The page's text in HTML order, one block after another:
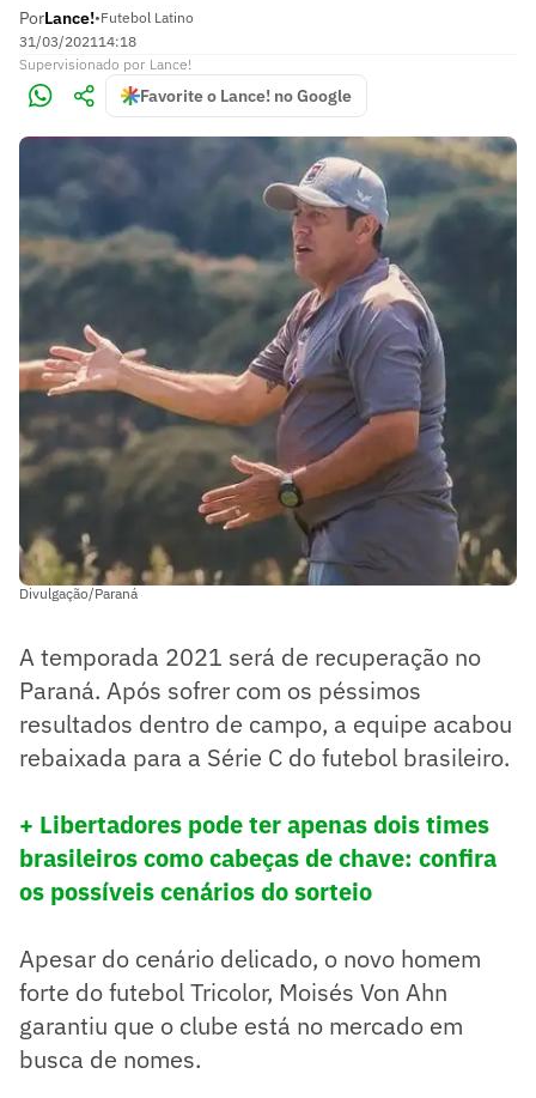
PorLance!•Futebol Latino
31/03/202114:18
Supervisionado por Lance!
Favorite o Lance! no Google
Divulgação/Paraná
A temporada 2021 será de recuperação no
Paraná. Após sofrer com os péssimos
resultados dentro de campo, a equipe acabou
rebaixada para a Série C do futebol brasileiro.
+ Libertadores pode ter apenas dois times
brasileiros como cabeças de chave: confira
os possíveis cenários do sorteio
Apesar do cenário delicado, o novo homem
forte do futebol Tricolor, Moisés Von Ahn
garantiu que o clube está no mercado em
busca de nomes.